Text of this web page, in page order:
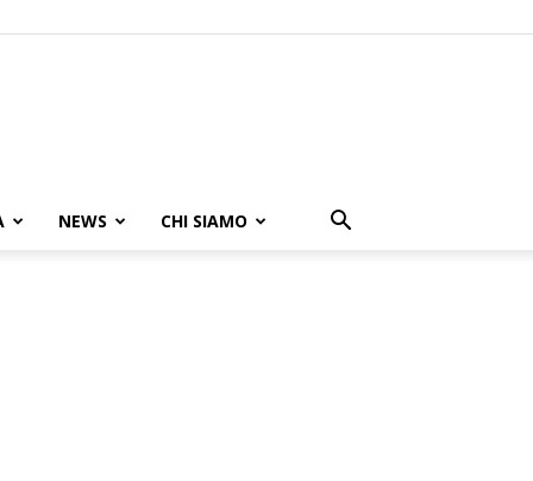
NEWS CHI SIAMO